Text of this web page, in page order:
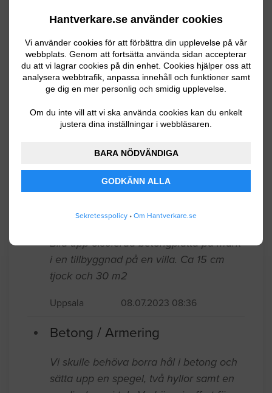
Hantverkare.se använder cookies
Vi använder cookies för att förbättra din upplevelse på vår
webbplats. Genom att fortsätta använda sidan accepterar
du att vi lagrar cookies på din enhet. Cookies hjälper oss att
analysera webbtrafik, anpassa innehåll och funktioner samt
ge dig en mer personlig och smidig upplevelse.
Om du inte vill att vi ska använda cookies kan du enkelt
justera dina inställningar i webbläsaren.
BARA NÖDVÄNDIGA
GODKÄNN ALLA
Sekretesspolicy • Om Hantverkare.se
Hej! Vi har en liten källare/hål i golvet ca
1x1,5x1 m som är gjutet i vår kolonistuga.
Det kommer in vatten genom ett lufthål
uppe i ena hörnet vid stora regn.
Uppsala 08.18.2023 08:41
Betong / Armering
Fläckar av tjärvitriol på betongaltan som
behöver slipas. Är det ens möjligt?
Betong / Armering
i en tillbyggnad på en villa. Ca 15 cm
tjock och 30 m2
Betong / Armering